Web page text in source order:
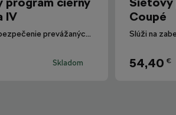
IV
Slúži na zabezpečenie prevážaných predmetov, aby nemohlo dôjsť počas jazdy k ich posunu.
Skladom
Coupé
54,40 €